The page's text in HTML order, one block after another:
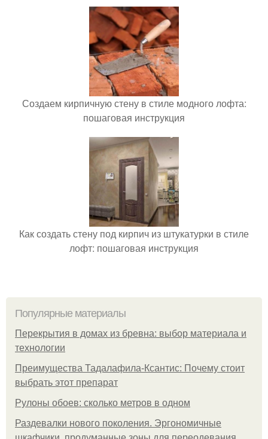
Создаем кирпичную стену в стиле модного лофта:
пошаговая инструкция
Как создать стену под кирпич из штукатурки в стиле
лофт: пошаговая инструкция
Популярные материалы
Перекрытия в домах из бревна: выбор материала и
технологии
Преимущества Тадалафила-Ксантис: Почему стоит
выбрать этот препарат
Рулоны обоев: сколько метров в одном
Раздевалки нового поколения. Эргономичные